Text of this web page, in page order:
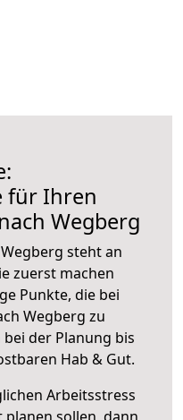
für Ihren
Wegberg
steht an
zuerst machen
Punkte, die bei
Wegberg zu
der Planung bis
Hab & Gut.
Arbeitsstress